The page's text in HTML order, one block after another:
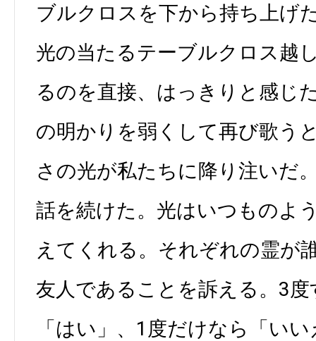
ブルクロスを下から持ち上げ
光の当たるテーブルクロス越
るのを直接、はっきりと感じ
の明かりを弱くして再び歌う
さの光が私たちに降り注いだ
話を続けた。光はいつものよ
えてくれる。それぞれの霊が
友人であることを訴える。3
「はい」、1度だけなら「い